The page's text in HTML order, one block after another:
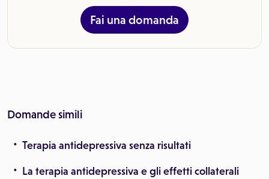
Fai una domanda
Domande simili
Terapia antidepressiva senza risultati
La terapia antidepressiva e gli effetti collaterali